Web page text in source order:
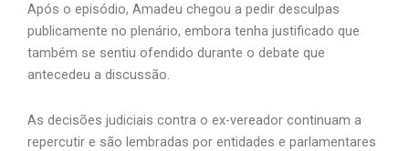
Após o episódio, Amadeu chegou a pedir desculpas
publicamente no plenário, embora tenha justificado que
também se sentiu ofendido durante o debate que
antecedeu a discussão.
As decisões judiciais contra o ex-vereador continuam a
repercutir e são lembradas por entidades e parlamentares